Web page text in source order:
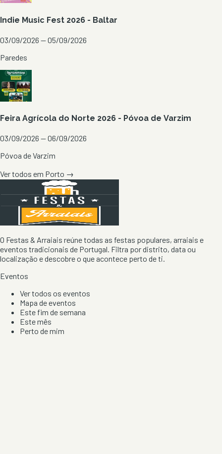
Indie Music Fest 2026 - Baltar
03/09/2026 — 05/09/2026
Paredes
Feira Agrícola do Norte 2026 - Póvoa de Varzim
03/09/2026 — 06/09/2026
Póvoa de Varzim
Ver todos em Porto →
O Festas & Arraiais reúne todas as festas populares, arraiais e
eventos tradicionais de Portugal. Filtra por distrito, data ou
localização e descobre o que acontece perto de ti.
Eventos
Ver todos os eventos
Mapa de eventos
Este fim de semana
Este mês
Perto de mim